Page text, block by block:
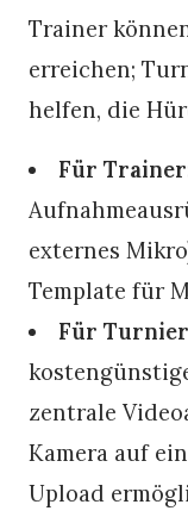
Trainer
erreichen;
helfen, die
Für
externes
Template für
Für
zentrale
Kamera auf
Upload